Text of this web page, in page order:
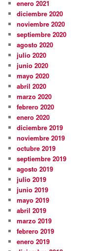
enero 2021
diciembre 2020
noviembre 2020
septiembre 2020
agosto 2020
julio 2020
junio 2020
mayo 2020
abril 2020
marzo 2020
febrero 2020
enero 2020
diciembre 2019
noviembre 2019
octubre 2019
septiembre 2019
agosto 2019
julio 2019
junio 2019
mayo 2019
abril 2019
marzo 2019
febrero 2019
enero 2019